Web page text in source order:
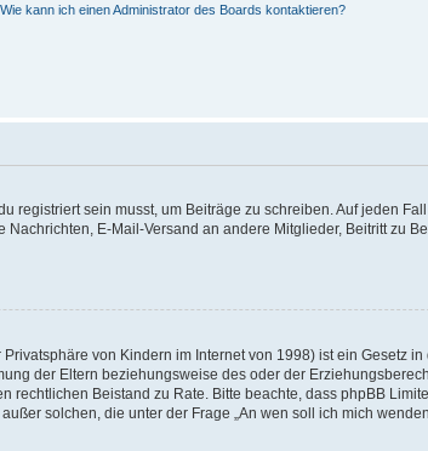
Wie kann ich einen Administrator des Boards kontaktieren?
sein musst, um Beiträge zu schreiben. Auf jeden
E-Mail-Versand an andere Mitglieder, Beitritt zu
von Kindern im Internet von 1998) ist ein Gesetz
der Eltern beziehungsweise des oder der
Beistand zu Rate. Bitte beachte, dass phpBB
solchen, die unter der Frage „An wen soll ich mich